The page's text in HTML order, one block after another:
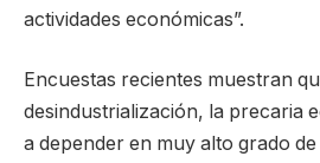
actividades económicas”.
Encuestas recientes muestran
desindustrialización, la precaria
a depender en muy alto grado